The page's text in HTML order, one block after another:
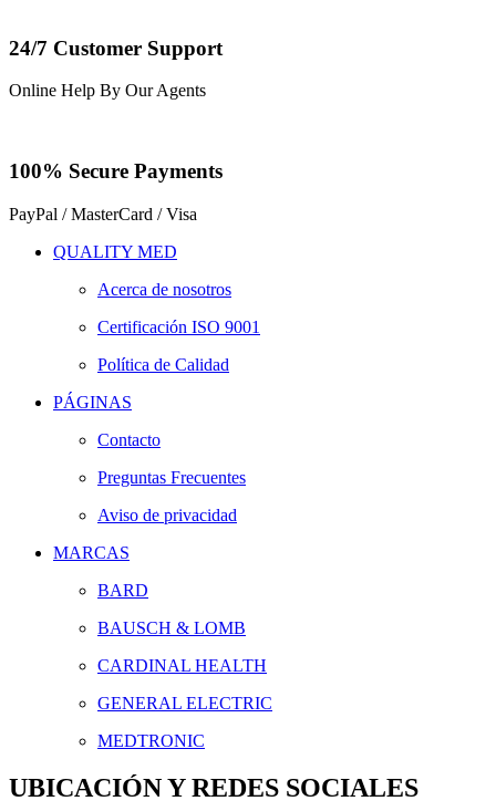
24/7 Customer Support
Online Help By Our Agents
100% Secure Payments
PayPal / MasterCard / Visa
QUALITY MED
Acerca de nosotros
Certificación ISO 9001
Política de Calidad
PÁGINAS
Contacto
Preguntas Frecuentes
Aviso de privacidad
MARCAS
BARD
BAUSCH & LOMB
CARDINAL HEALTH
GENERAL ELECTRIC
MEDTRONIC
UBICACIÓN Y REDES SOCIALES